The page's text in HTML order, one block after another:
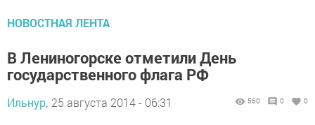
НОВОСТНАЯ ЛЕНТА
В Лениногорске отметили День
государственного флага РФ
Ильнур, 25 августа 2014 - 06:31 560 0 0